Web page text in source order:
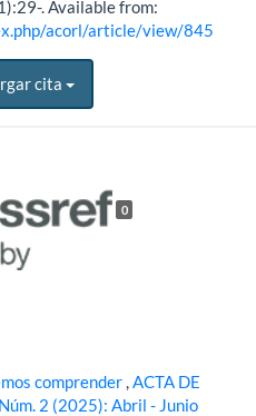
. Available from:
acorl/article/view/845
cita
0
comprender,ACTA DE
2 (2025): Abril - Junio